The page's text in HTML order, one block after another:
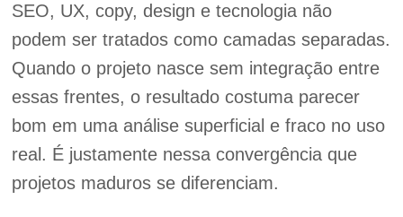
SEO, UX, copy, design e tecnologia não
podem ser tratados como camadas separadas.
Quando o projeto nasce sem integração entre
essas frentes, o resultado costuma parecer
bom em uma análise superficial e fraco no uso
real. É justamente nessa convergência que
projetos maduros se diferenciam.